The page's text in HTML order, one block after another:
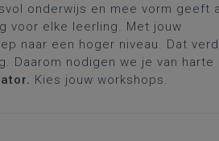
onderwijs en mee vorm geeft
voor elke leerling. Met jouw
naar een hoger niveau. Dat
Daarom nodigen we je van harte
Kies jouw workshops.